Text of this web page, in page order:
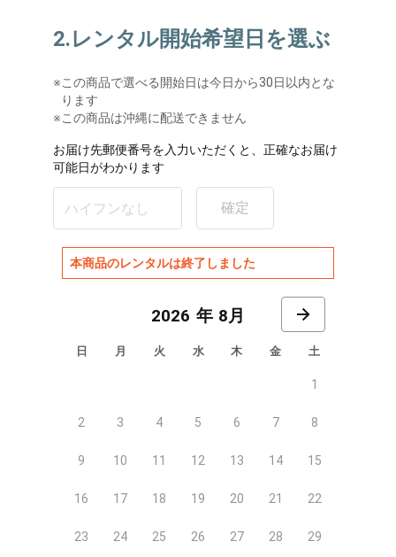
2.レンタル開始希望日を選ぶ
※この商品で選べる開始日は今日から30日以内とな
ります
※この商品は沖縄に配送できません
お届け先郵便番号を入力いただくと、正確なお届け
可能日がわかります
確定
本商品のレンタルは終了しました
8月
日 月 火 水 木 金 土
1
2 3 4 5 6 7 8
9 10 11 12 13 14 15
16 17 18 19 20 21 22
23 24 25 26 27 28 29